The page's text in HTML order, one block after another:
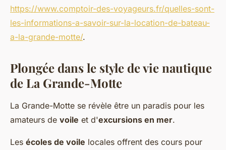
https://www.comptoir-des-voyageurs.fr/quelles-sont-
les-informations-a-savoir-sur-la-location-de-bateau-
a-la-grande-motte/.
Plongée dans le style de vie nautique
de La Grande-Motte
La Grande-Motte se révèle être un paradis pour les
amateurs de voile et d'excursions en mer.
Les écoles de voile locales offrent des cours pour